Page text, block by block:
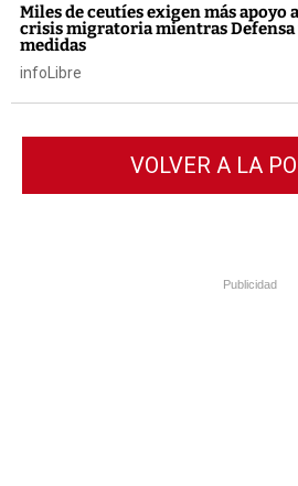
Miles de ceutíes exigen más apoyo
crisis migratoria mientras Defensa
medidas
infoLibre
VOLVER A LA
Publicidad